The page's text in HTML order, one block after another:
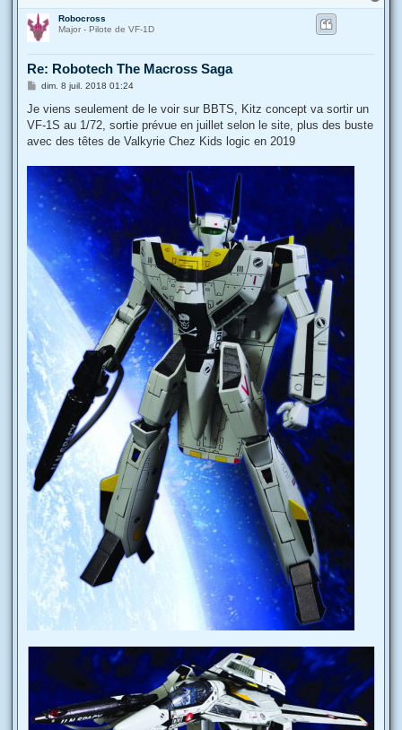
a
Robocross
Major - Pilote de VF-1D
Re: Robotech The Macross Saga
M
s
a
g
dim. 8 juil. 2018 01:24
Je viens seulement de le voir sur BBTS, Kitz concept va sortir un
VF-1S au 1/72, sortie prévue en juillet selon le site, plus des buste
avec des têtes de Valkyrie Chez Kids logic en 2019